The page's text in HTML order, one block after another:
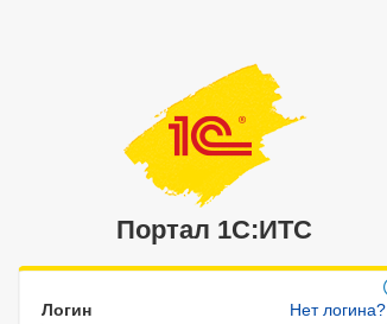
Портал 1C:ИТС
Логин Нет логина?